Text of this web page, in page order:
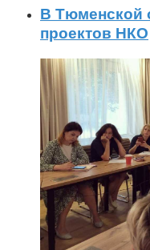
В Тюменской
проектов НКО